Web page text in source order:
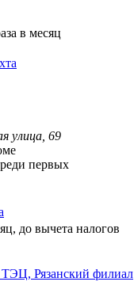
в месяц
улица, 69
первых
до вычета налогов
ТЭЦ, Рязанский филиал